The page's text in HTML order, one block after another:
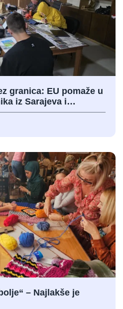
granica: EU pomaže u
iz Sarajeva i…
– Najlakše je